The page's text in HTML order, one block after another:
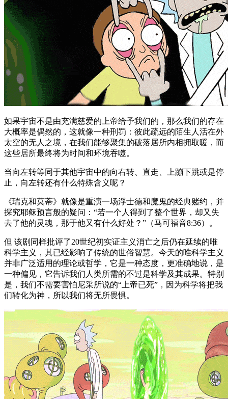
如果宇宙不是由充满慈爱的上帝给予我们的，那么我们的存在
大概率是偶然的，这就像一种刑罚：彼此疏远的陌生人活在外
太空的无人之境，在我们能够聚集的破落居所内相拥取暖，而
这些居所最终将为时间和环境吞噬。
当向左转等同于其他宇宙中的向右转、直走、上蹦下跳或是停
止，向左转还有什么特殊含义呢？
《瑞克和莫蒂》就像是重演一场浮士德和魔鬼的经典赌约，并
探究耶稣预言般的疑问：“若一个人得到了整个世界，却又失
去了他的灵魂，那于他又有什么好处？”（马可福音8:36）。
但 该剧同样批评了20世纪初实证主义消亡之后仍在延续的唯
科学主义，其已经影响了传统的世俗智慧。今天的唯科学主义
并非广泛适用的理论或哲学，它是一种态度，更准确地说，是
一种偏见，它告诉我们人类所需的不过是科学及其成果。特别
是，我们不需要害怕尼采所说的“上帝已死”，因为科学将把我
们转化为神，所以我们将无所畏惧。